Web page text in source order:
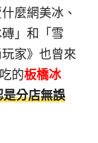
麼網美冰、
」和「雪
家》也曾來
的板橋冰
是分店無誤